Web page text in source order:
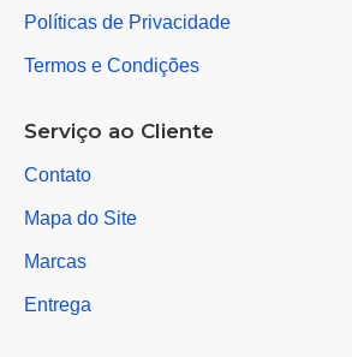
Políticas de Privacidade
Termos e Condições
Serviço ao Cliente
Contato
Mapa do Site
Marcas
Entrega